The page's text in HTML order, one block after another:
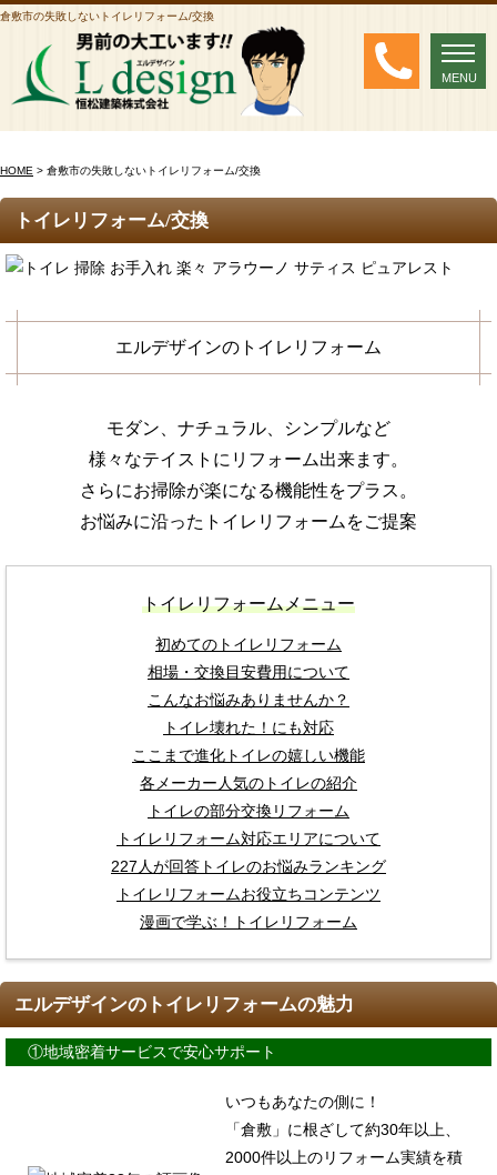
倉敷市の失敗しないトイレリフォーム/交換
MENU
HOME > 倉敷市の失敗しないトイレリフォーム/交換
トイレリフォーム/交換
エルデザインのトイレリフォーム
モダン、ナチュラル、シンプルなど
様々なテイストにリフォーム出来ます。
さらにお掃除が楽になる機能性をプラス。
お悩みに沿ったトイレリフォームをご提案
トイレリフォームメニュー
初めてのトイレリフォーム
相場・交換目安費用について
こんなお悩みありませんか？
トイレ壊れた！にも対応
ここまで進化トイレの嬉しい機能
各メーカー人気のトイレの紹介
トイレの部分交換リフォーム
トイレリフォーム対応エリアについて
227人が回答トイレのお悩みランキング
トイレリフォームお役立ちコンテンツ
漫画で学ぶ！トイレリフォーム
エルデザインのトイレリフォームの魅力
①地域密着サービスで安心サポート
いつもあなたの側に！
「倉敷」に根ざして約30年以上、
2000件以上のリフォーム実績を積
MENU